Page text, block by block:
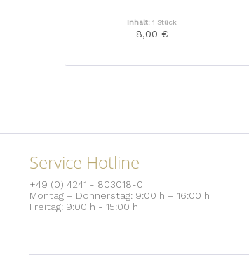
Inhalt:1 Stück
8,00 €
Service Hotline
+49 (0) 4241 - 803018-0
Montag – Donnerstag: 9:00 h – 16:00 h
Freitag: 9:00 h - 15:00 h